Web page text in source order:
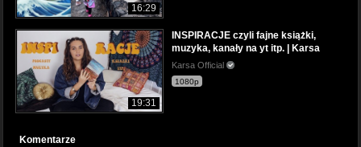
16:29
19:31
INSPIRACJE czyli fajne książki,
muzyka, kanały na yt itp. | Karsa
Karsa Official
1080p
Komentarze